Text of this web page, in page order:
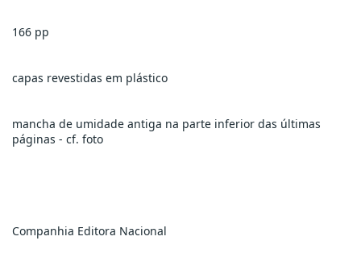
166 pp
capas revestidas em plástico
mancha de umidade antiga na parte inferior das últimas
páginas - cf. foto
Companhia Editora Nacional